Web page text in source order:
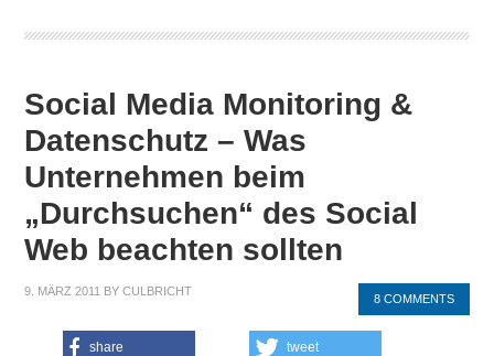
Social Media Monitoring &
Datenschutz – Was
Unternehmen beim
„Durchsuchen“ des Social
Web beachten sollten
9. MÄRZ 2011 BYCULBRICHT
8 COMMENTS
share tweet